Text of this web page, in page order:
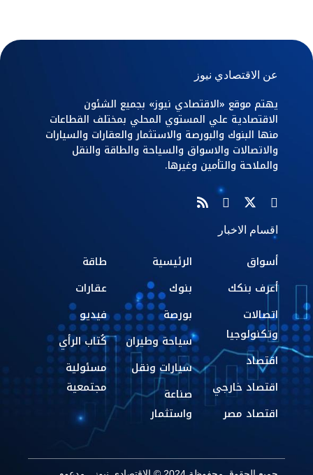
عن الاقتصادي نيوز
يهتم موقع «الاقتصادي نيوز» بجميع الشئون
الاقتصادية علي المستوي المحلي بمختلف القطاعات
منها البنوك والبورصة والاستثمار والعقارات والسيارات
والاتصالات والاسواق والسياحة والطاقة والنقل
والملاحة والتأمين وغيرها.
اقسام الاخبار
أسواق
أعرف بنكك
اتصالات
وتكنولوجيا
اقتصاد
اقتصاد خارجي
اقتصاد مصر
الرئيسية
بنوك
بورصة
سياحة وطيران
سيارات ونقل
صناعة
واستثمار
طاقة
عقارات
فيديو
كُتاب الرأي
مسئولية
مجتمعية